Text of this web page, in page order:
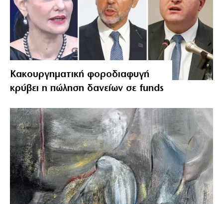
Κακουργηματική φοροδιαφυγή
κρύβει η πώληση δανείων σε funds